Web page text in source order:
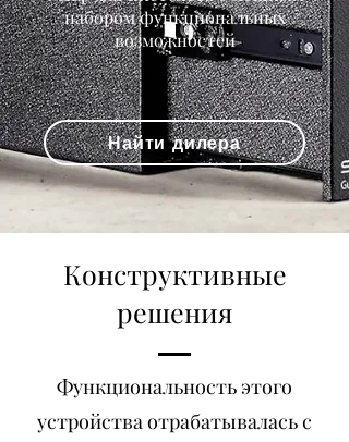
набором функциональных
возможностей
Найти дилера
Конструктивные
решения
Функциональность этого
устройства отрабатывалась с